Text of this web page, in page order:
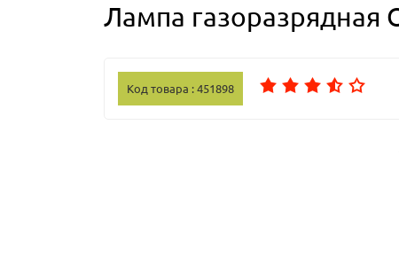
Лампа газоразрядная
Код товара : 451898